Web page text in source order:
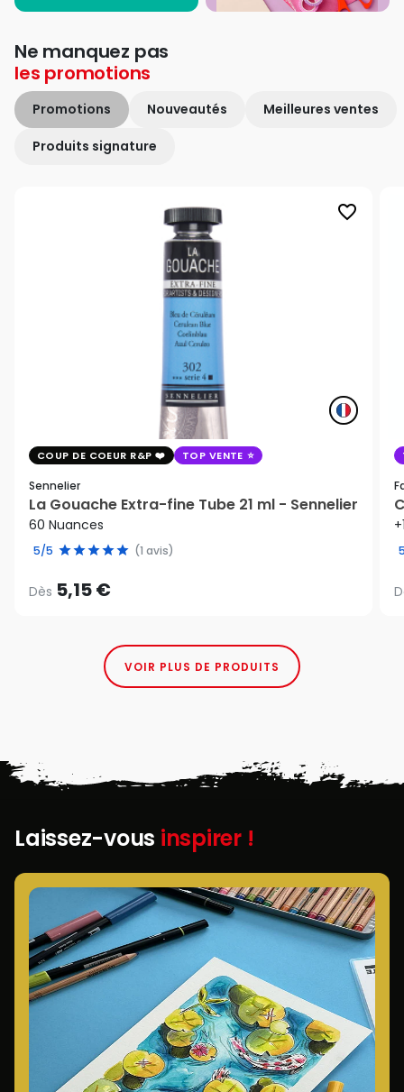
Ne manquez pas
les promotions
Promotions Nouveautés Meilleures ventes
Produits signature
favorite_border
COUP DE COEUR R&P TOP VENTE
Sennelier
La Gouache Extra-fine Tube 21 ml - Sennelier
60 Nuances
5/5 (1 avis)
Dès 5,15 €
VOIR PLUS DE PRODUITS
Laissez-vous inspirer !